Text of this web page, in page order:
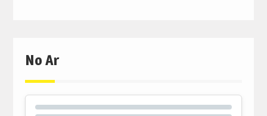
No Ar